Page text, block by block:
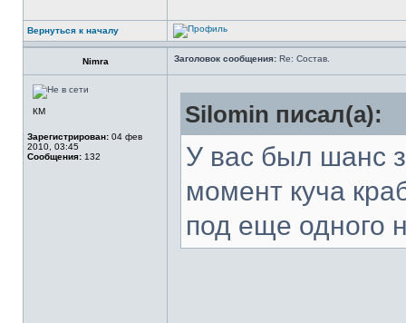
Вернуться к началу
Nimra Заголовок сообщения: Re: Состав.
КМ
Зарегистрирован: 04 фев
2010, 03:45
Сообщения: 132
Silomin писал(а):
У вас был шанс
момент куча
под еще одного